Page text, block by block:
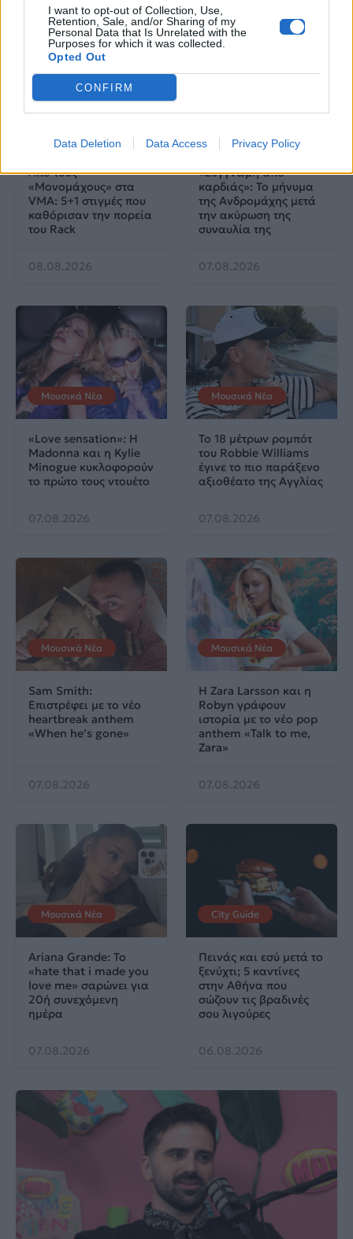
I want to opt-out of Collection, Use,
Retention, Sale, and/or Sharing of my
Personal Data that Is Unrelated with the
Purposes for which it was collected.
Opted Out
CONFIRM
Data Deletion Data Access Privacy Policy
Δες επίσης
Από τους
«Μονομάχους» στα
VMA: 5+1 στιγμές που
καθόρισαν την πορεία
του Rack
08.08.2026
«Συγγνώμη από
καρδιάς»: Το μήνυμα
της Ανδρομάχης μετά
την ακύρωση της
συναυλία της
07.08.2026
Μουσικά Νέα
«Love sensation»: Η
Madonna και η Kylie
Minogue κυκλοφορούν
το πρώτο τους ντουέτο
07.08.2026
Μουσικά Νέα
Το 18 μέτρων ρομπότ
του Robbie Williams
έγινε το πιο παράξενο
αξιοθέατο της Αγγλίας
07.08.2026
Μουσικά Νέα
Sam Smith:
Επιστρέφει με το νέο
heartbreak anthem
«When he’s gone»
07.08.2026
Μουσικά Νέα
Η Zara Larsson και η
Robyn γράφουν
ιστορία με το νέο pop
anthem «Talk to me,
Zara»
07.08.2026
Μουσικά Νέα
Ariana Grande: Το
«hate that i made you
love me» σαρώνει για
20ή συνεχόμενη
ημέρα
07.08.2026
City Guide
Πεινάς και εσύ μετά το
ξενύχτι; 5 καντίνες
στην Αθήνα που
σώζουν τις βραδινές
σου λιγούρες
06.08.2026